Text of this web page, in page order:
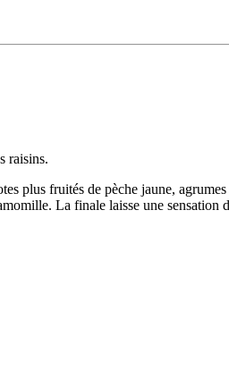
raisins.
plus fruités de pèche jaune, agrumes
La finale laisse une sensation